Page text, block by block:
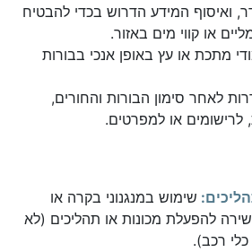
ואיסוף המידע הדרוש בכדי להבטיח
או קווי מים באזור.
מתכת או עץ באופן אנכי בבורות
לאחר סימון הבורות והחורים,
או למפרטים.
שימוש במנגנוני בקרה או
להפעלת מכונות או תהליכים (לא
רכב).